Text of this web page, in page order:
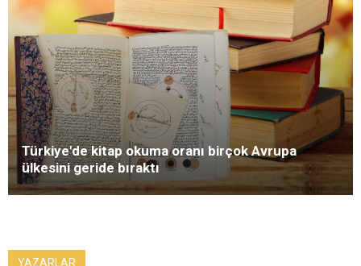
Türkiye'de kitap okuma oranı birçok Avrupa
ülkesini geride bıraktı
YAZARLAR